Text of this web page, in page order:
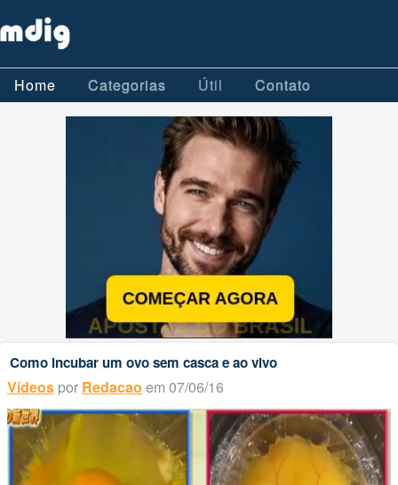
Home Categorias Útil Contato
Como incubar um ovo sem casca e ao vivo
Vídeos por Redacao em 07/06/16